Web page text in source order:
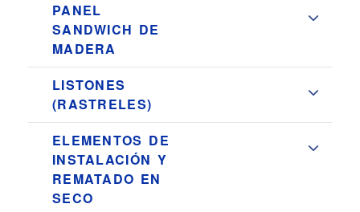
PANEL
SANDWICH DE
MADERA
LISTONES
(RASTRELES)
ELEMENTOS DE
INSTALACIÓN Y
REMATADO EN
SECO